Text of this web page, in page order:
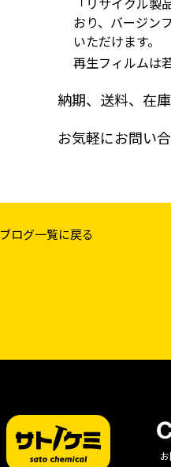
おり、バージン
いただけます。
再生フィルムは
納期、送料、在
お気軽にお問い
ブログ一覧に戻る